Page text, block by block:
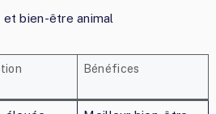
bien-être animal
Bénéfices